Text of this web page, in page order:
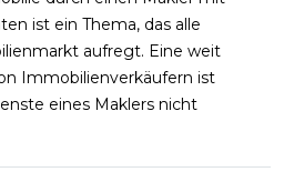
ist ein Thema, das alle
aufregt. Eine weit
Immobilienverkäufern ist
eines Maklers nicht